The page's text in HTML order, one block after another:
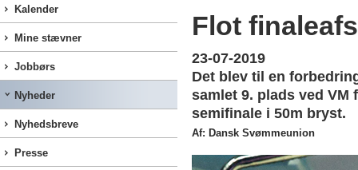
Kalender
Mine stævner
Jobbørs
Nyheder
Nyhedsbreve
Presse
Flot
23-07-2019
Det blev til en
samlet 9. plads ved VM
semifinale i 50m bryst.
Af: Dansk Svømmeunion